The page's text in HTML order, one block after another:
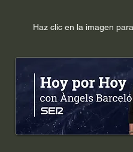
Haz clic en la imagen p